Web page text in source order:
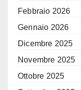
Febbraio 2026
Gennaio 2026
Dicembre 2025
Novembre 2025
Ottobre 2025